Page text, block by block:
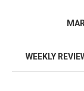
WEEKLY